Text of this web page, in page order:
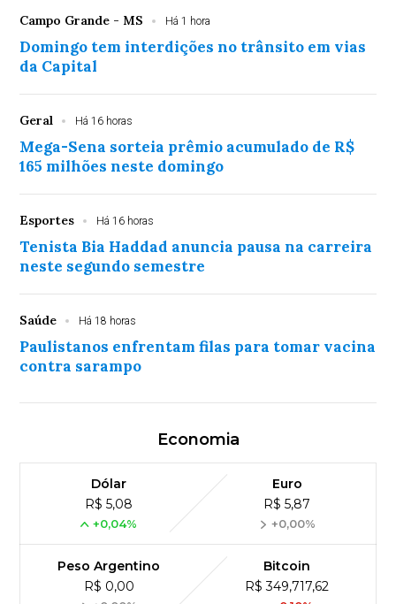
Campo Grande - MS Há 1 hora
Domingo tem interdições no trânsito em vias
da Capital
Geral Há 16 horas
Mega-Sena sorteia prêmio acumulado de R$
165 milhões neste domingo
Esportes Há 16 horas
Tenista Bia Haddad anuncia pausa na carreira
neste segundo semestre
Saúde Há 18 horas
Paulistanos enfrentam filas para tomar vacina
contra sarampo
Economia
Dólar
R$ 5,08
+0,04%
Euro
R$ 5,87
+0,00%
Peso Argentino
R$ 0,00
Bitcoin
R$ 349,717,62